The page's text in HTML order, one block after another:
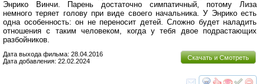
Энрико Винчи. Парень достаточно симпатичный, потому Лиза
немного теряет голову при виде своего начальника. У Энрико есть
одна особенность: он не переносит детей. Сложно будет наладить
отношения с таким человеком, когда у тебя двое подрастающих
разбойников.
Скачать и Смотреть
Дата выхода фильма: 28.04.2016
Дата добавления: 22.02.2024